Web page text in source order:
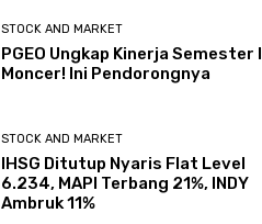
STOCK AND MARKET
PGEO Ungkap Kinerja Semester I
Moncer! Ini Pendorongnya
STOCK AND MARKET
IHSG Ditutup Nyaris Flat Level
6.234, MAPI Terbang 21%, INDY
Ambruk 11%